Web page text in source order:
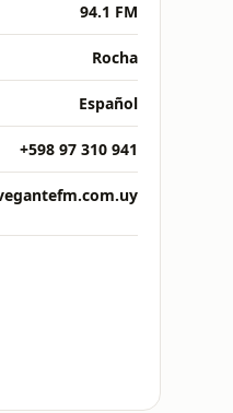
94.1 FM
Rocha
Español
+598 97 310 941